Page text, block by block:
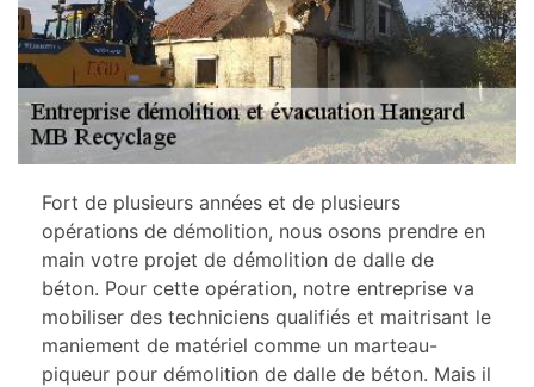
Fort de plusieurs années et de plusieurs
opérations de démolition, nous osons prendre en
main votre projet de démolition de dalle de
béton. Pour cette opération, notre entreprise va
mobiliser des techniciens qualifiés et maitrisant le
maniement de matériel comme un marteau-
piqueur pour démolition de dalle de béton. Mais il